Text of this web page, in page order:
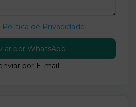
Política de Privacidade
por WhatsApp
nviar por E-mail